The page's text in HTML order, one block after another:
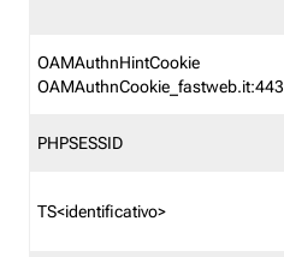
OAMAuthnHintCookie
OAMAuthnCookie_fastweb.it:443
PHPSESSID
TS<identificativo>